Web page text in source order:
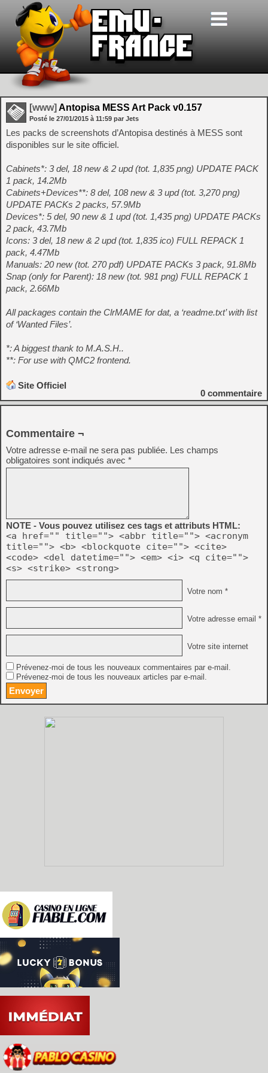
[www] Antopisa MESS Art Pack v0.157
Posté le 27/01/2015 à 11:59 par Jets
Les packs de screenshots d’Antopisa destinés à MESS sont
disponibles sur le site officiel.
Cabinets*: 3 del, 18 new & 2 upd (tot. 1,835 png) UPDATE PACK
1 pack, 14.2Mb
Cabinets+Devices**: 8 del, 108 new & 3 upd (tot. 3,270 png)
UPDATE PACKs 2 packs, 57.9Mb
Devices*: 5 del, 90 new & 1 upd (tot. 1,435 png) UPDATE PACKs
2 pack, 43.7Mb
Icons: 3 del, 18 new & 2 upd (tot. 1,835 ico) FULL REPACK 1
pack, 4.47Mb
Manuals: 20 new (tot. 270 pdf) UPDATE PACKs 3 pack, 91.8Mb
Snap (only for Parent): 18 new (tot. 981 png) FULL REPACK 1
pack, 2.66Mb
All packages contain the ClrMAME for dat, a ‘readme.txt’ with list
of ‘Wanted Files’.
*: A biggest thank to M.A.S.H..
**: For use with QMC2 frontend.
Site Officiel
0 commentaire
Commentaire ¬
Votre adresse e-mail ne sera pas publiée. Les champs
obligatoires sont indiqués avec *
NOTE - Vous pouvez utilisez ces tags et attributs HTML:
<a href="" title=""> <abbr title=""> <acronym
title=""> <b> <blockquote cite=""> <cite>
<code> <del datetime=""> <em> <i> <q cite="">
<s> <strike> <strong>
Votre nom *
Votre adresse email *
Votre site internet
Prévenez-moi de tous les nouveaux commentaires par e-mail.
Prévenez-moi de tous les nouveaux articles par e-mail.